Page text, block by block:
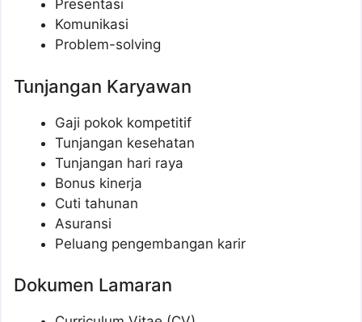
Presentasi
Komunikasi
Problem-solving
Tunjangan Karyawan
Gaji pokok kompetitif
Tunjangan kesehatan
Tunjangan hari raya
Bonus kinerja
Cuti tahunan
Asuransi
Peluang pengembangan karir
Dokumen Lamaran